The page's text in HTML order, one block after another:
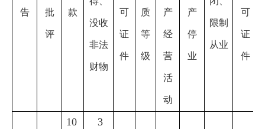
告 批
评
款
没收
非法
财物
可
证
件
质
等
级
产
经
营
活
动
产
停
业
限制
从业
可
证
件
10 3